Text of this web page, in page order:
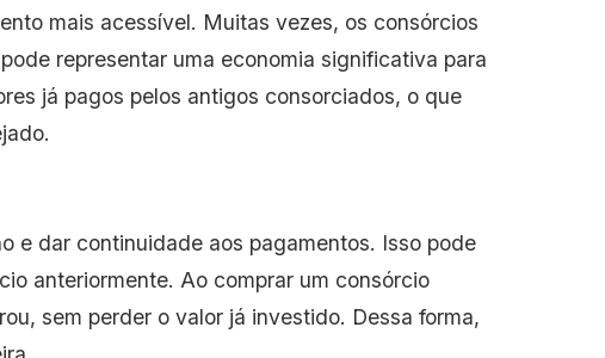
mais acessível. Muitas vezes, os consórcios
representar uma economia significativa para
já pagos pelos antigos consorciados, o que
e dar continuidade aos pagamentos. Isso pode
anteriormente. Ao comprar um consórcio
sem perder o valor já investido. Dessa forma,